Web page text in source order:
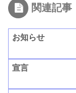
関連記事
お知らせ
宣言